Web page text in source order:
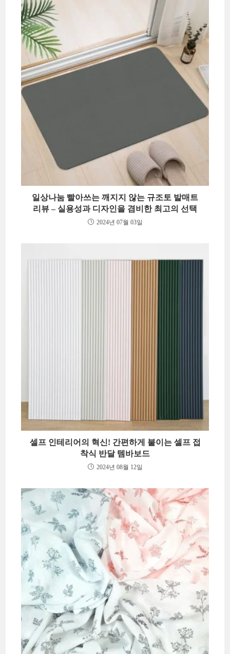
일상나눔 빨아쓰는 깨지지 않는 규조토 발매트
리뷰 – 실용성과 디자인을 겸비한 최고의 선택
2024년 07월 03일
셀프 인테리어의 혁신! 간편하게 붙이는 셀프 접
착식 반달 템바보드
2024년 08월 12일